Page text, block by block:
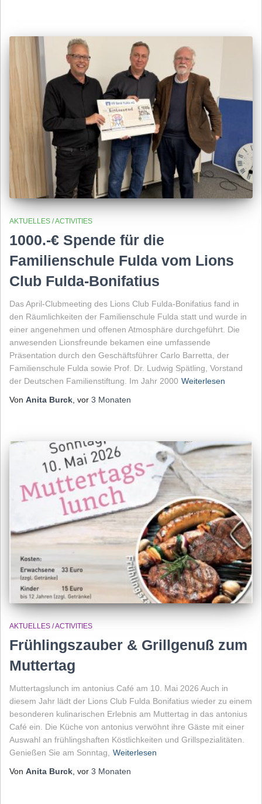
AKTUELLES / ACTIVITIES
1000.-€ Spende für die
Familienschule Fulda vom Lions
Club Fulda-Bonifatius
Das April-Clubmeeting des Lions Club Fulda-Bonifatius fand in
den Räumlichkeiten der Familienschule Fulda statt und wurde in
einer angenehmen und offenen Atmosphäre durchgeführt. Die
anwesenden Lionsfreunde bekamen eine umfassende
Präsentation durch den Geschäftsführer Carlo Barretta, der
Familienschule Fulda sowie Prof. Dr. Ludwig Spätling, Vorstand
der Deutschen Familienstiftung. Im Jahr 2000 Weiterlesen
Von Anita Burck , vor 3 Monaten
AKTUELLES / ACTIVITIES
Frühlingszauber & Grillgenuß zum
Muttertag
Muttertagslunch im antonius Café am 10. Mai 2026 Auch in
diesem Jahr lädt der Lions Club Fulda Bonifatius wieder zu einem
besonderen kulinarischen Erlebnis am Muttertag in das antonius
Café ein. Die Küche von antonius verwöhnt ihre Gäste mit einer
Auswahl an frühlingshaften Köstlichkeiten und Grillspezialitäten.
Genießen Sie am Sonntag, Weiterlesen
Von Anita Burck, vor 3 Monaten